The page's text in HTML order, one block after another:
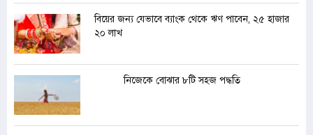
বিয়ের জন্য যেভাবে ব্যাংক থেকে ঋণ পাবেন, ২৫ হাজার
২০ লাখ
নিজেকে বোঝার ৮টি সহজ পদ্ধতি